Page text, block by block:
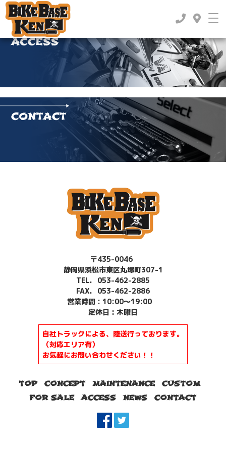
TOP > 2018年 > 12月
〒435-0046
静岡県浜松市東区丸塚町307-1
TEL.
053-462-2885
FAX. 053-462-2886
営業時間 : 10:00～19:00
定休日 : 木曜日
自社トラックによる、陸送行っております。
（対応エリア有）
お気軽にお問い合わせください！！
TOP CONCEPT MAINTENANCE
CUSTOM
FOR SALE
ACCESS NEWS CONTACT